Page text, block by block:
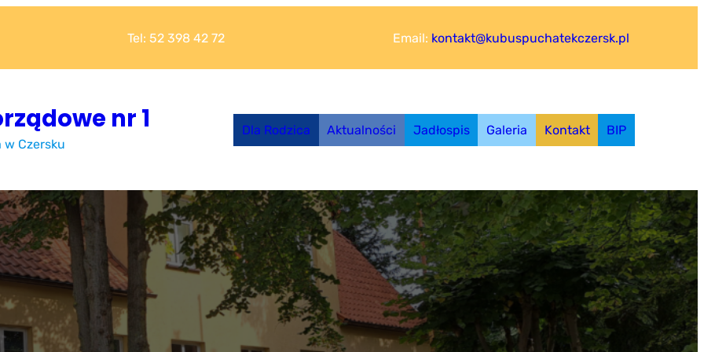
Tel: 52 398 42 72 Email: kontakt@kubuspuchatekczersk.pl
nr 1
Czersku
Dla Rodzica Aktualności Jadłospis Galeria Kontakt BIP